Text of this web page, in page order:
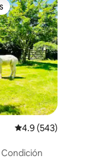
Calificación
4.9 (543)
Condición